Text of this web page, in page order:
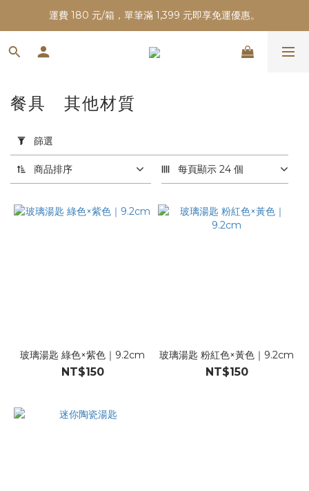
運費 180 元/箱，單筆滿 1,399 元即享免運優惠。
用
選
價格
餐具 其他材質
篩選
商品排序 每頁顯示 24 個
玻璃湯匙 綠色×紫色｜9.2cm
NT$150
玻璃湯匙 粉紅色×黃色｜9.2cm
NT$150